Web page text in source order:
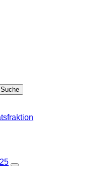
Zeige